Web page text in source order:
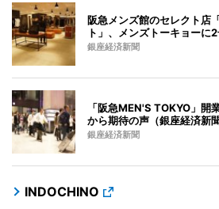
阪急メンズ館のセレクト店
ト」、メンズトーキョーに
銀座経済新聞
「阪急MEN'S TOKYO」
から期待の声（銀座経済新聞
銀座経済新聞
INDOCHINO